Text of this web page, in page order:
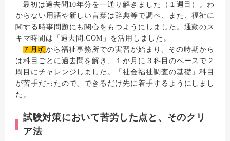
最初は過去問10年分を一通り解きました（１週目）。わ
からない用語や新しい言葉は辞典等で調べ、また、福祉に
関する時事問題にも関心をもつようにしました。通勤のス
キマ時間は「過去問.COM」を活用しました。
７月頃から福祉事務所での実習が始まり、その時期から
は科目ごとに過去問を解き、１か月に３科目のペースで２
周目にチャレンジしました。「社会福祉調査の基礎」科目
が苦手だったので、できるだけ先に着手するようにしまし
た。
試験対策において苦労した点と、そのクリ
ア法